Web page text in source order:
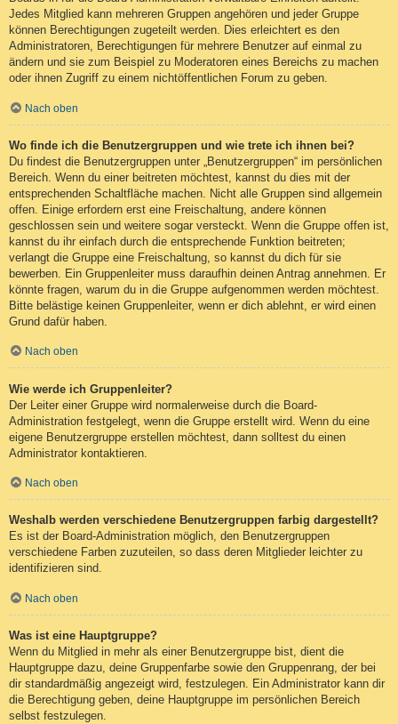
Jedes Mitglied kann mehreren Gruppen angehören und jeder Gruppe
können Berechtigungen zugeteilt werden. Dies erleichtert es den
Administratoren, Berechtigungen für mehrere Benutzer auf einmal zu
ändern und sie zum Beispiel zu Moderatoren eines Bereichs zu machen
oder ihnen Zugriff zu einem nichtöffentlichen Forum zu geben.
Nach oben
Wo finde ich die Benutzergruppen und wie trete ich ihnen bei?
Du findest die Benutzergruppen unter „Benutzergruppen“ im persönlichen
Bereich. Wenn du einer beitreten möchtest, kannst du dies mit der
entsprechenden Schaltfläche machen. Nicht alle Gruppen sind allgemein
offen. Einige erfordern erst eine Freischaltung, andere können
geschlossen sein und weitere sogar versteckt. Wenn die Gruppe offen ist,
kannst du ihr einfach durch die entsprechende Funktion beitreten;
verlangt die Gruppe eine Freischaltung, so kannst du dich für sie
bewerben. Ein Gruppenleiter muss daraufhin deinen Antrag annehmen. Er
könnte fragen, warum du in die Gruppe aufgenommen werden möchtest.
Bitte belästige keinen Gruppenleiter, wenn er dich ablehnt, er wird einen
Grund dafür haben.
Nach oben
Wie werde ich Gruppenleiter?
Der Leiter einer Gruppe wird normalerweise durch die Board-
Administration festgelegt, wenn die Gruppe erstellt wird. Wenn du eine
eigene Benutzergruppe erstellen möchtest, dann solltest du einen
Administrator kontaktieren.
Nach oben
Weshalb werden verschiedene Benutzergruppen farbig dargestellt?
Es ist der Board-Administration möglich, den Benutzergruppen
verschiedene Farben zuzuteilen, so dass deren Mitglieder leichter zu
identifizieren sind.
Nach oben
Was ist eine Hauptgruppe?
Wenn du Mitglied in mehr als einer Benutzergruppe bist, dient die
Hauptgruppe dazu, deine Gruppenfarbe sowie den Gruppenrang, der bei
dir standardmäßig angezeigt wird, festzulegen. Ein Administrator kann dir
die Berechtigung geben, deine Hauptgruppe im persönlichen Bereich
selbst festzulegen.